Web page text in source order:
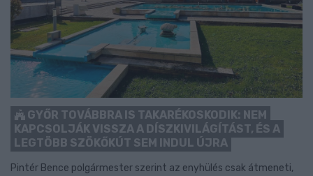
GYŐR TOVÁBBRA IS TAKARÉKOSKODIK: NEM
KAPCSOLJÁK VISSZA A DÍSZKIVILÁGÍTÁST, ÉS A
LEGTÖBB SZÖKŐKÚT SEM INDUL ÚJRA
Pintér Bence polgármester szerint az enyhülés csak átmeneti,